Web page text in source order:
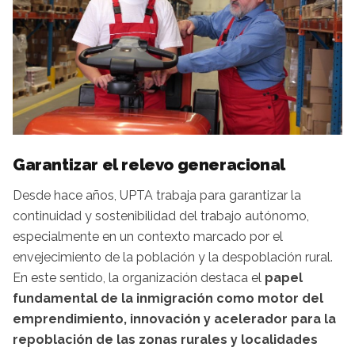
Garantizar el relevo generacional
Desde hace años, UPTA trabaja para garantizar la
continuidad y sostenibilidad del trabajo autónomo,
especialmente en un contexto marcado por el
envejecimiento de la población y la despoblación rural.
En este sentido, la organización destaca el papel
fundamental de la inmigración como motor del
emprendimiento, innovación y acelerador para la
repoblación de las zonas rurales y localidades